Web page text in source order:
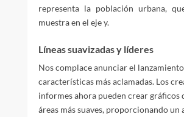
representa la población urbana,
muestra en el eje y.
Líneas suavizadas y líderes
Nos complace anunciar el
características más aclamadas. Los
informes ahora pueden crear gráficos
áreas más suaves, proporcionando un